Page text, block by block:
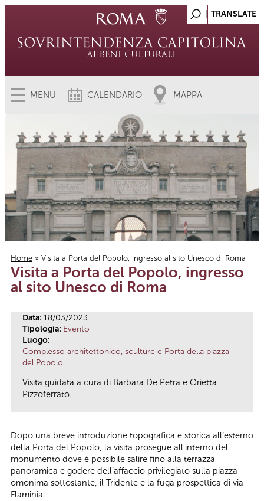
MENU CALENDARIO MAPPA
Tu sei qui
Home » Visita a Porta del Popolo, ingresso al sito Unesco di Roma
Visita a Porta del Popolo, ingresso
al sito Unesco di Roma
Data: 18/03/2023
Tipologia: Evento
Luogo:
Complesso architettonico, sculture e Porta della piazza
del Popolo
Visita guidata a cura di Barbara De Petra e Orietta
Pizzoferrato.
Dopo una breve introduzione topografica e storica all’esterno
della Porta del Popolo, la visita prosegue all’interno del
monumento dove è possibile salire fino alla terrazza
panoramica e godere dell’affaccio privilegiato sulla piazza
omonima sottostante, il Tridente e la fuga prospettica di via
Flaminia.